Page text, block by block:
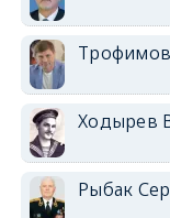
Ходырев
Рыбак